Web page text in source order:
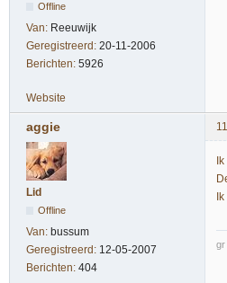
Offline
Van: Reeuwijk
Geregistreerd: 20-11-2006
Berichten: 5926
Website
aggie
Lid
Offline
Van: bussum
Geregistreerd: 12-05-2007
Berichten: 404
gr